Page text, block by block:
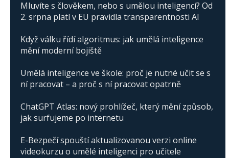
Mluvíte s člověkem, nebo s umělou inteligencí? Od
2. srpna platí v EU pravidla transparentnosti AI
Když válku řídí algoritmus: jak umělá inteligence
mění moderní bojiště
Umělá inteligence ve škole: proč je nutné učit se s
ní pracovat – a proč s ní pracovat opatrně
ChatGPT Atlas: nový prohlížeč, který mění způsob,
jak surfujeme po internetu
E-Bezpečí spouští aktualizovanou verzi online
videokurzu o umělé inteligenci pro učitele